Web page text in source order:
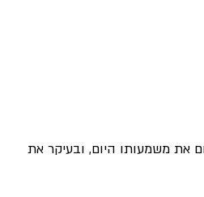
את משמעותו היום, ובעיקר את